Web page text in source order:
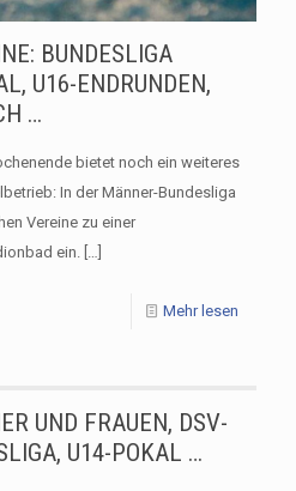
BUNDESLIGA
U16-ENDRUNDEN,
…
bietet noch ein weiteres
In der Männer-Bundesliga
Vereine zu einer
ein. […]
Mehr lesen
UND FRAUEN, DSV-
U14-POKAL …